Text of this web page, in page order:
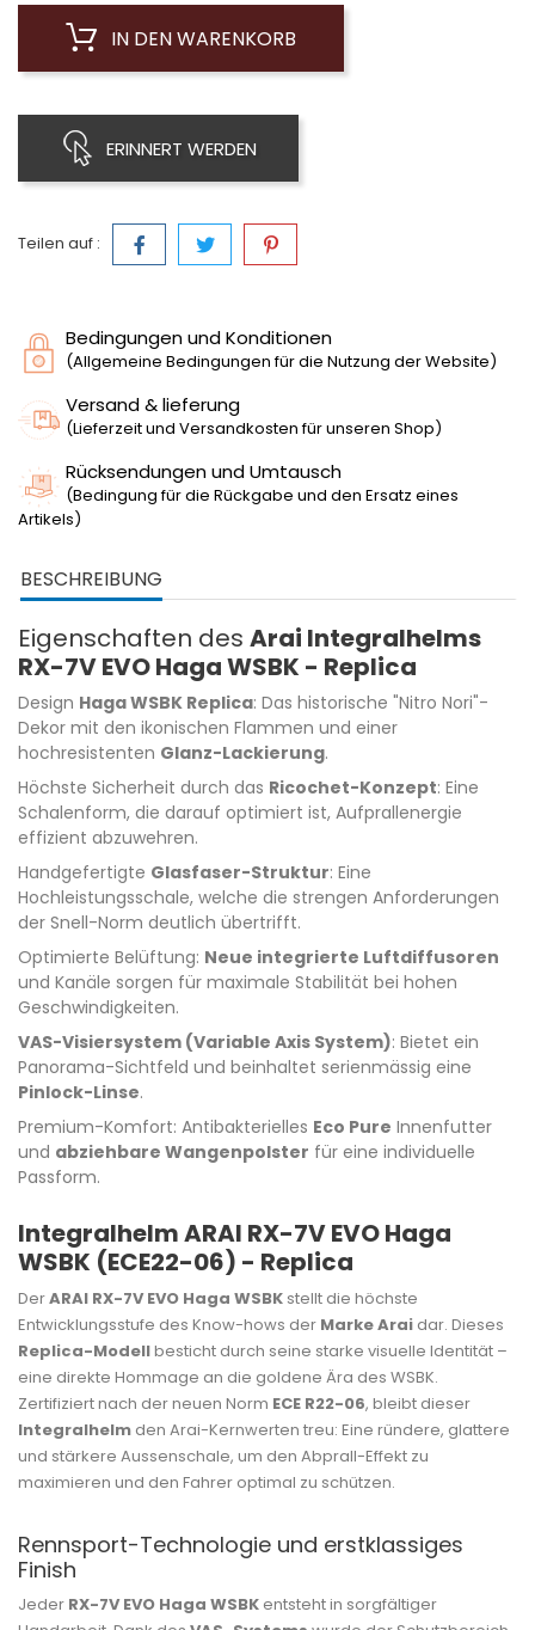
IN DEN WARENKORB
ERINNERT WERDEN
Teilen auf :
Bedingungen und Konditionen
(Allgemeine Bedingungen für die Nutzung der Website)
Versand & lieferung
(Lieferzeit und Versandkosten für unseren Shop)
Rücksendungen und Umtausch
(Bedingung für die Rückgabe und den Ersatz eines
Artikels)
BESCHREIBUNG
Eigenschaften des Arai Integralhelms
RX-7V EVO Haga WSBK - Replica
Design Haga WSBK Replica: Das historische "Nitro Nori"-
Dekor mit den ikonischen Flammen und einer
hochresistenten Glanz-Lackierung.
Höchste Sicherheit durch das Ricochet-Konzept: Eine
Schalenform, die darauf optimiert ist, Aufprallenergie
effizient abzuwehren.
Handgefertigte Glasfaser-Struktur: Eine
Hochleistungsschale, welche die strengen Anforderungen
der Snell-Norm deutlich übertrifft.
Optimierte Belüftung: Neue integrierte Luftdiffusoren
und Kanäle sorgen für maximale Stabilität bei hohen
Geschwindigkeiten.
VAS-Visiersystem (Variable Axis System): Bietet ein
Panorama-Sichtfeld und beinhaltet serienmässig eine
Pinlock-Linse.
Premium-Komfort: Antibakterielles Eco Pure Innenfutter
und abziehbare Wangenpolster für eine individuelle
Passform.
Integralhelm ARAI RX-7V EVO Haga
WSBK (ECE22-06) - Replica
DerARAI RX-7V EVO Haga WSBK stellt die höchste
Entwicklungsstufe des Know-hows der Marke Arai dar. Dieses
Replica-Modellbesticht durch seine starke visuelle Identität –
eine direkte Hommage an die goldene Ära des WSBK.
Zertifiziert nach der neuen Norm ECE R22-06, bleibt dieser
Integralhelm den Arai-Kernwerten treu: Eine ründere, glattere
und stärkere Aussenschale, um den Abprall-Effekt zu
maximieren und den Fahrer optimal zu schützen.
Rennsport-Technologie und erstklassiges
Finish
Jeder RX-7V EVO Haga WSBK entsteht in sorgfältiger